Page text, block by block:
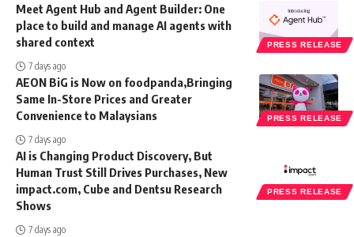
PRESS RELEASE
Meet Agent Hub and Agent Builder: One
place to build and manage AI agents with
shared context
7 days ago
PRESS RELEASE
AEON BiG is Now on foodpanda,Bringing
Same In-Store Prices and Greater
Convenience to Malaysians
7 days ago
PRESS RELEASE
AI is Changing Product Discovery, But
Human Trust Still Drives Purchases, New
impact.com, Cube and Dentsu Research
Shows
7 days ago